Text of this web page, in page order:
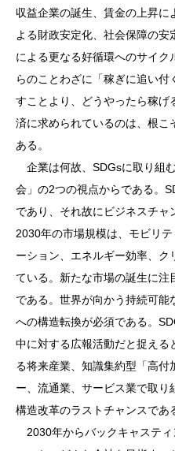
収益企業の誕生、賃金の上昇に
よる財政安定化、社会保障の
による更なる好循環へのサイ
らのことわざに「稼ぎに追い
すことより、どうやったら稼
済に求められているのは、根
ある。
企業は何故、SDGsに取り組
会」の2つの視点からである。
であり、それ故にビジネスチャ
2030年の市場規模は、モビリ
ーション、エネルギー効率、ク
ている。新たな市場の誕生に
である。世界が向かう持続可
への構造転換が必須である。
中に対する広報活動だと捉える
る将来産業、知識集約型「高付
ー、流通業、サービス業で取
構造改革のラストチャンスであ
2030年からバックキャスティ